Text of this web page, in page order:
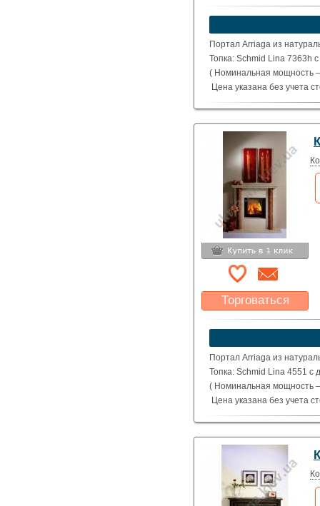
Какая цена Вас
устроит?
Указать цену
Портал Arriaga из
Топка: Schmid Lina 7363h
( Номинальная мощность
Цена указана без учета
Торговаться
Какая цена Вас
устроит?
Указать цену
Портал Arriaga из
Топка: Schmid Lina 4551 с
( Номинальная мощность
Цена указана без учета